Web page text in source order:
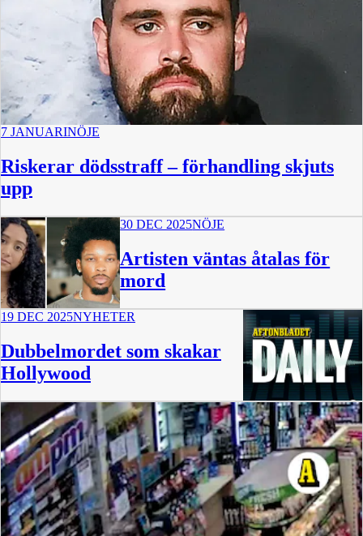
7 JANUARINÖJE
Riskerar dödsstraff – förhandling skjuts
upp
30 DEC 2025NÖJE
Artisten väntas åtalas för
mord
19 DEC 2025NYHETER
Dubbelmordet som skakar
Hollywood
14 min